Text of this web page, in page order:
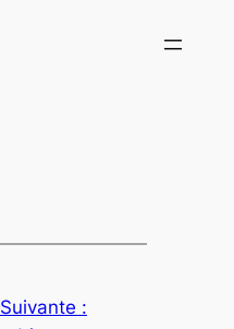
Suivante :